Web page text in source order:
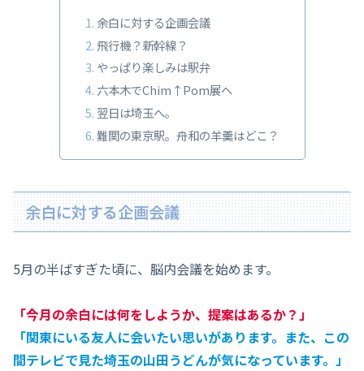
余白に対する企画会議
飛行機？新幹線？
やっぱり楽しみは駅弁
六本木でChim↑Pom展へ
翌日は埼玉へ。
難関の東京駅。舟和の羊羹はどこ？
余白に対する企画会議
5月の半ばすぎた頃に、脳内会議を始めます。
「今月の余白には何をしようか、提案はあるか？」
「関東にいる友人に会いたい思いがあります。また、この
間テレビで見た埼玉の山田うどんが気になっています。」